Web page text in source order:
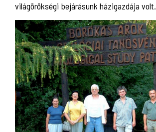
világörökségi bejárásunk házigazdája volt.